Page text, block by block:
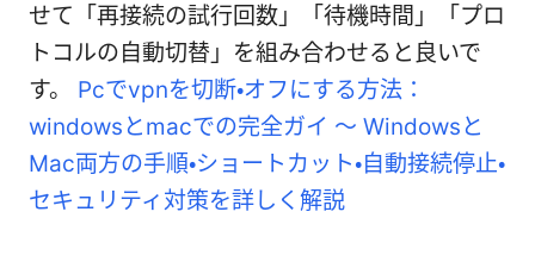
せて「再接続の試行回数」「待機時間」「プロ
トコルの自動切替」を組み合わせると良いで
す。 Pcでvpnを切断・オフにする方法：
windowsとmacでの完全ガイ 〜 Windowsと
Mac両方の手順・ショートカット・自動接続停止・
セキュリティ対策を詳しく解説